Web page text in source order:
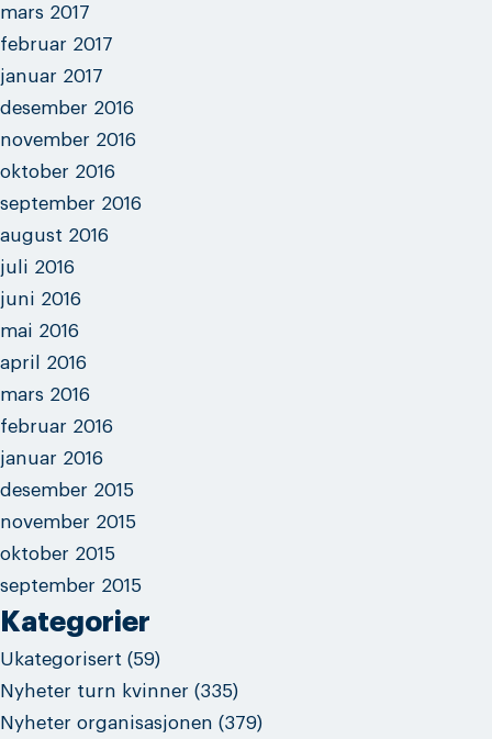
mars 2017
februar 2017
januar 2017
desember 2016
november 2016
oktober 2016
september 2016
august 2016
juli 2016
juni 2016
mai 2016
april 2016
mars 2016
februar 2016
januar 2016
desember 2015
november 2015
oktober 2015
september 2015
Kategorier
Ukategorisert (59)
Nyheter turn kvinner (335)
Nyheter organisasjonen (379)